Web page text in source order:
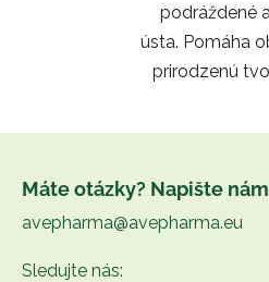
podráždené
ústa. Pomáha
prirodzenú
Máte otázky? Napište
avepharma@avepharma.eu
Sledujte nás: